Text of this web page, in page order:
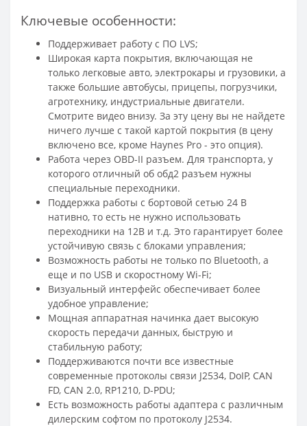
Ключевые особенности:
Поддерживает работу с ПО LVS;
Широкая карта покрытия, включающая не
только легковые авто, электрокары и грузовики, а
также большие автобусы, прицепы, погрузчики,
агротехнику, индустриальные двигатели.
Смотрите видео внизу. За эту цену вы не найдете
ничего лучше с такой картой покрытия (в цену
включено все, кроме Haynes Pro - это опция).
Работа через OBD-II разъем. Для транспорта, у
которого отличный об обд2 разъем нужны
специальные переходники.
Поддержка работы с бортовой сетью 24 В
нативно, то есть не нужно использовать
переходники на 12В и т.д. Это гарантирует более
устойчивую связь с блоками управления;
Возможность работы не только по Bluetooth, а
еще и по USB и скоростному Wi-Fi;
Визуальный интерфейс обеспечивает более
удобное управление;
Мощная аппаратная начинка дает высокую
скорость передачи данных, быструю и
стабильную работу;
Поддерживаются почти все известные
современные протоколы связи J2534, DoIP, CAN
FD, CAN 2.0, RP1210, D-PDU;
Есть возможность работы адаптера с различным
дилерским софтом по протоколу J2534.